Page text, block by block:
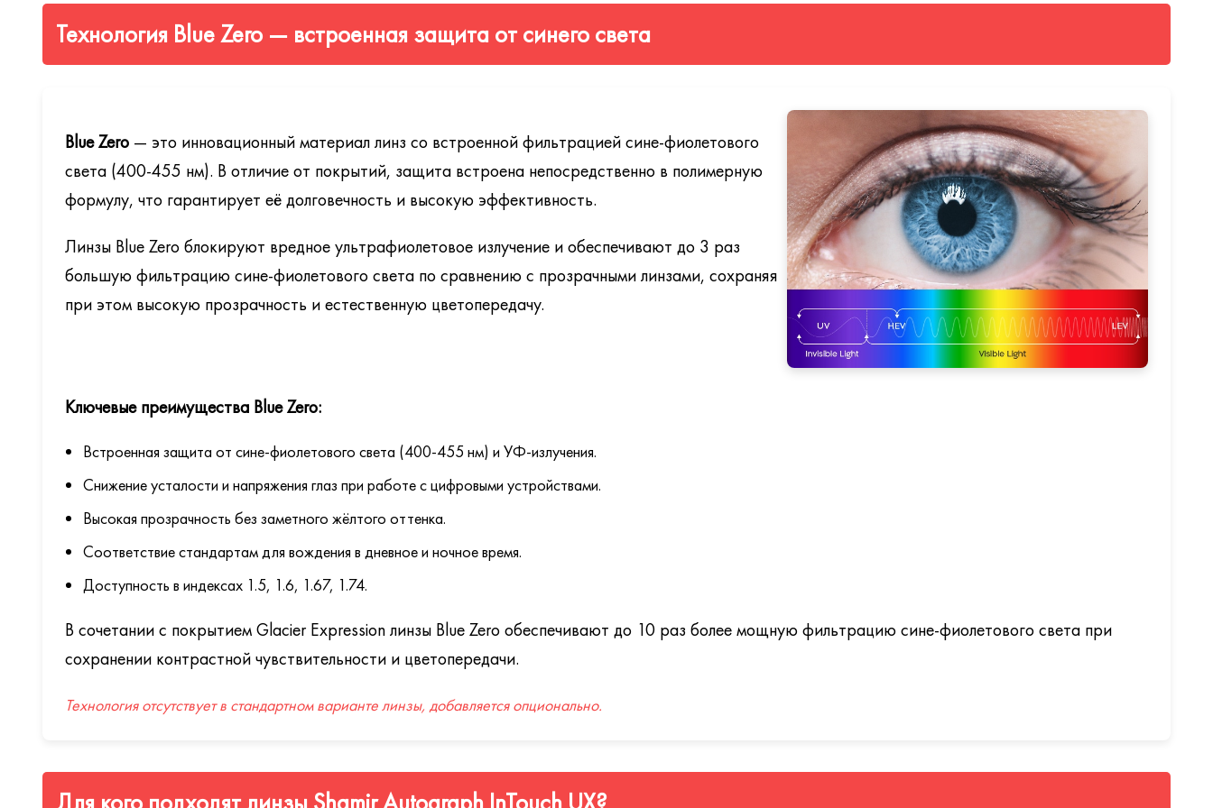
Линзы Shamir Autograph InTouch UX доступны с широким ассортиментом премиальных покрытий Glacier, каждое из которых решает определённые задачи:
Glacier +— базовое мультифункциональное покрытие: упрочнение, просветление, гидрофобность, антистатик.
Glacier+ UV
— расширенная защита от УФ-лучей (прямых и отражённых), высокое светопропускание.
Glacier Sun— зеркальное покрытие для солнцезащитных линз, доступно в различных цветах.
Glacier Blue-Shield— фильтрация вредного синего света от экранов, повышение контрастности.
Glacier+ Antifog
— предотвращает запотевание линз при перепадах температур.
Glacier EXPRESSION— премиальное покрытие с эффектом просветления высочайшего уровня и минимальным остаточным рефлексом.
Технология Blue Zero — встроенная защита от синего света
Blue Zero — это инновационный материал линз со встроенной фильтрацией сине-фиолетового
света (400-455 нм). В отличие от покрытий, защита встроена непосредственно в полимерную
формулу, что гарантирует её долговечность и высокую эффективность.
Линзы Blue Zero блокируют вредное ультрафиолетовое излучение и обеспечивают до 3 раз
большую фильтрацию сине-фиолетового света по сравнению с прозрачными линзами, сохраняя
при этом высокую прозрачность и естественную цветопередачу.
Ключевые преимущества Blue Zero:
Встроенная защита от сине-фиолетового света (400-455 нм) и УФ-излучения.
Снижение усталости и напряжения глаз при работе с цифровыми устройствами.
Высокая прозрачность без заметного жёлтого оттенка.
Соответствие стандартам для вождения в дневное и ночное время.
Доступность в индексах 1.5, 1.6, 1.67, 1.74.
В сочетании с покрытием Glacier Expression линзы Blue Zero обеспечивают до 10 раз более мощную фильтрацию сине-фиолетового света при
сохранении контрастной чувствительности и цветопередачи.
Технология отсутствует в стандартном варианте линзы, добавляется опционально.